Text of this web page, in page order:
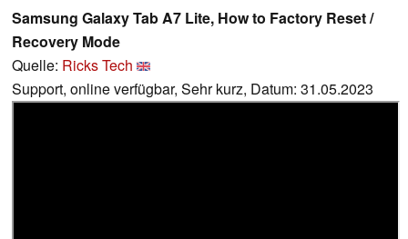
Samsung Galaxy Tab A7 Lite, How to Factory Reset /
Recovery Mode
Quelle: Ricks Tech
Support, online verfügbar, Sehr kurz, Datum: 31.05.2023